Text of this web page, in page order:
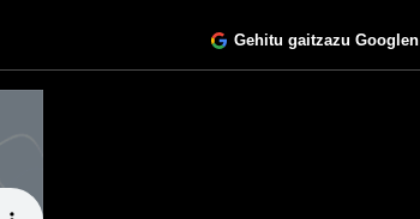
Gehitu gaitzazu Googlen